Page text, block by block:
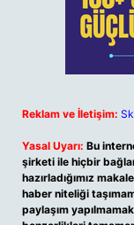
Reklam ve İletişim:
Yasal Uyarı: Bu
şirketi ile hiçbir
hazırladığımız
haber niteliği
paylaşım